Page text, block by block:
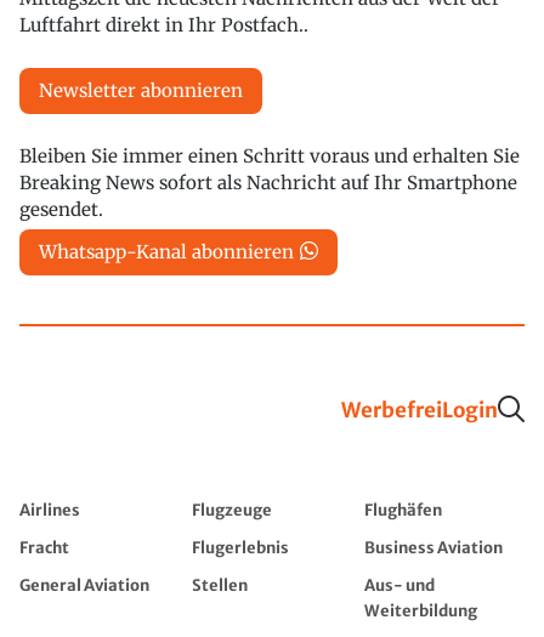
Luftfahrt direkt in Ihr Postfach..
Newsletter abonnieren
Bleiben Sie immer einen Schritt voraus und erhalten Sie
Breaking News sofort als Nachricht auf Ihr Smartphone
gesendet.
Whatsapp-Kanal abonnieren
WerbefreiLogin
Airlines Flugzeuge
Flughäfen
Fracht
Flugerlebnis
Business Aviation
General Aviation
Stellen
Aus- und
Weiterbildung